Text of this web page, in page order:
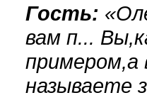
Гость: «
вам п...
примером,а
называете